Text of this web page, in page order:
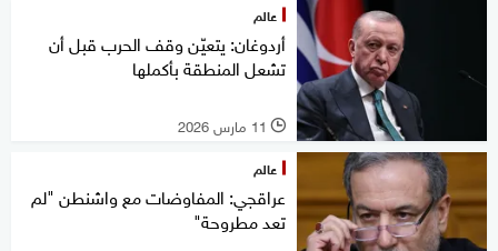
عالم
أردوغان: يتعيّن وقف الحرب قبل أن
تشعل المنطقة بأكملها
l 11 مارس 2026
عالم
عراقجي: المفاوضات مع واشنطن "لم
تعد مطروحة"